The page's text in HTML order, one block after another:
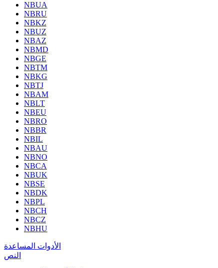
NBUA
NBRU
NBKZ
NBUZ
NBAZ
NBMD
NBGE
NBTM
NBKG
NBTJ
NBAM
NBLT
NBEU
NBRO
NBBR
NBIL
NBAU
NBNO
NBCA
NBUK
NBSE
NBDK
NBPL
NBCH
NBCZ
NBHU
الأدوات المساعدة
النص